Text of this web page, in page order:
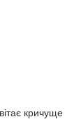
кричуще